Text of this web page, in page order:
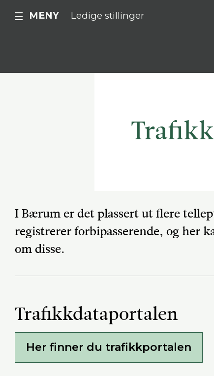
MENY Ledige stillinger
I Bærum er det plassert ut flere
registrerer forbipasserende, og her
om disse.
Trafikkdataportalen
Her finner du trafikkportalen